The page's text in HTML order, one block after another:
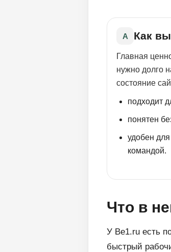
A Как
Главная
нужно долго
состояние
подходит
понятен
удобен
командой.
Что в
У Be1.ru есть
быстрый